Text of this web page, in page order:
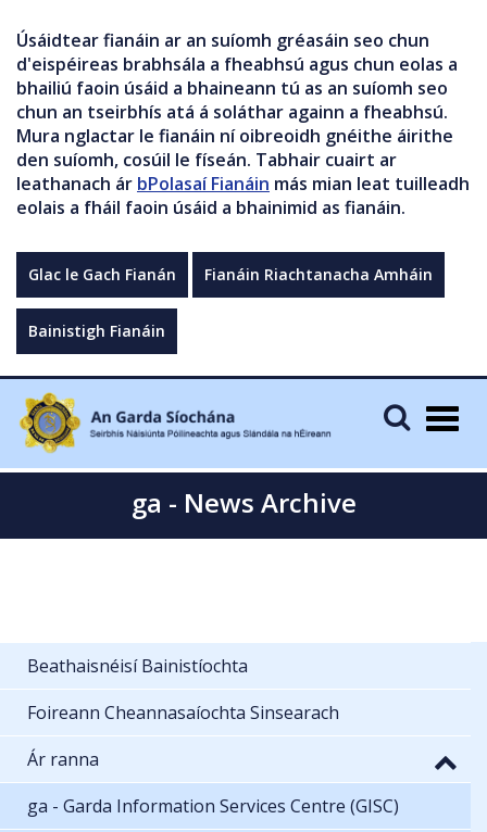
Úsáidtear fianáin ar an suíomh gréasáin seo chun
d'eispéireas brabhsála a fheabhsú agus chun eolas a
bhailiú faoin úsáid a bhaineann tú as an suíomh seo
chun an tseirbhís atá á soláthar againn a fheabhsú.
Mura nglactar le fianáin ní oibreoidh gnéithe áirithe
den suíomh, cosúil le físeán. Tabhair cuairt ar
leathanach ár bPolasaí Fianáin más mian leat tuilleadh
eolais a fháil faoin úsáid a bhainimid as fianáin.
Glac le Gach Fianán Fianáin Riachtanacha Amháin
Bainistigh Fianáin
ga - News Archive
Beathaisnéisí Bainistíochta
Foireann Cheannasaíochta Sinsearach
Ár ranna
ga - Garda Information Services Centre (GISC)